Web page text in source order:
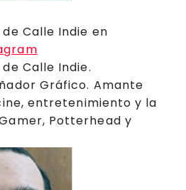
Calle Indie en
Calle Indie.
Gráfico. Amante
entretenimiento y la
Potterhead y